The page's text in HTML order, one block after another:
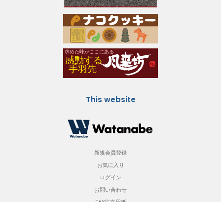
This website
新規会員登録
お気に入り
ログイン
お問い合わせ